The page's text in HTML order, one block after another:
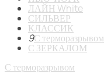
ЛАЙН White
СИЛЬВЕР
КЛАССИК
9С терморазрывом
С ЗЕРКАЛОМ
С терморазрывом